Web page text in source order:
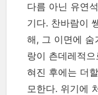
다름 아닌 유연
기다. 찬바람이
해, 그 이면에 숨
랑이 츤데레적
혀진 후에는 더
모한다. 위기에